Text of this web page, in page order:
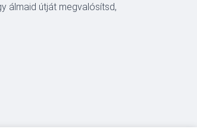
álmaid útját megvalósítsd,